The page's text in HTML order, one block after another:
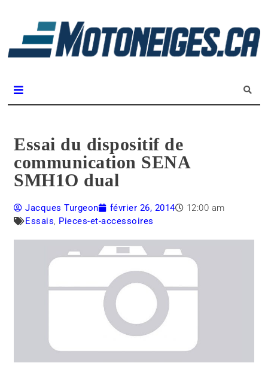
Essai du dispositif de
communication SENA
SMH1O dual
Jacques Turgeon février 26, 2014
12:00 am
Essais, Pieces-et-accessoires